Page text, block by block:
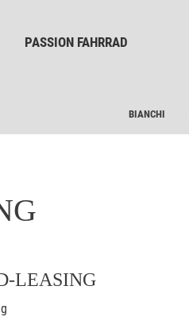
PASSION FAHRRAD
BIANCHI
LEASING